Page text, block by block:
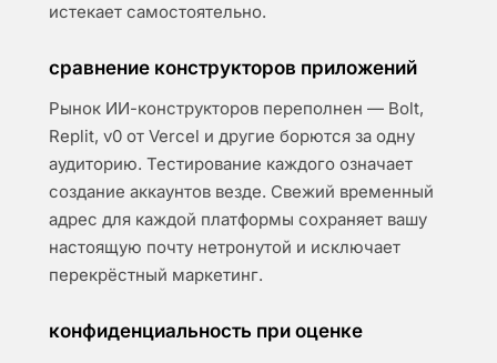
истекает самостоятельно.
сравнение конструкторов приложений
Рынок ИИ-конструкторов переполнен — Bolt,
Replit, v0 от Vercel и другие борются за одну
аудиторию. Тестирование каждого означает
создание аккаунтов везде. Свежий временный
адрес для каждой платформы сохраняет вашу
настоящую почту нетронутой и исключает
перекрёстный маркетинг.
конфиденциальность при оценке